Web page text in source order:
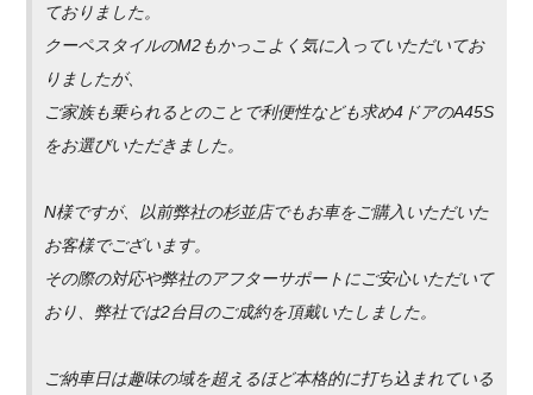
ておりました。
クーペスタイルのM2もかっこよく気に入っていただいてお
りましたが、
ご家族も乗られるとのことで利便性なども求め4ドアのA45S
をお選びいただきました。
N様ですが、以前弊社の杉並店でもお車をご購入いただいた
お客様でございます。
その際の対応や弊社のアフターサポートにご安心いただいて
おり、弊社では2台目のご成約を頂戴いたしました。
ご納車日は趣味の域を超えるほど本格的に打ち込まれている